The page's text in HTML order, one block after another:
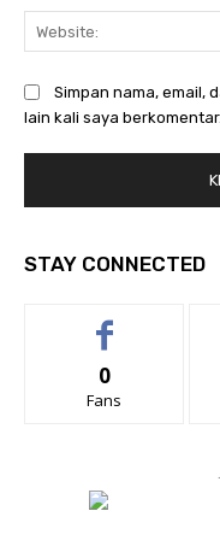
Simpan nama, email,
lain kali saya berkomentar.
STAY CONNECTED
0
Fans